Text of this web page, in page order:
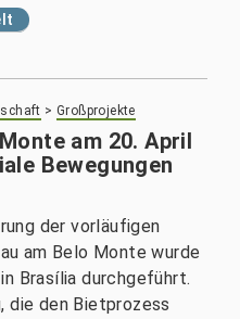
>Großprojekte
am 20. April
Bewegungen
der vorläufigen
am Belo Monte wurde
Brasília durchgeführt.
die den Bietprozess